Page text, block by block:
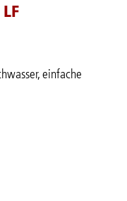
einfache